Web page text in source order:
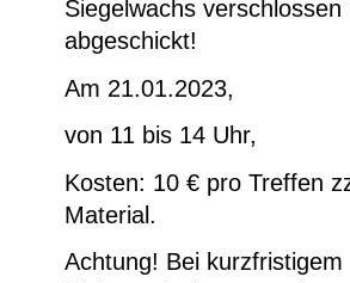
Siegelwachs verschlossen
abgeschickt!
Am 21.01.2023,
von 11 bis 14 Uhr,
Kosten: 10 € pro Treffen
Material.
Achtung! Bei kurzfristigem